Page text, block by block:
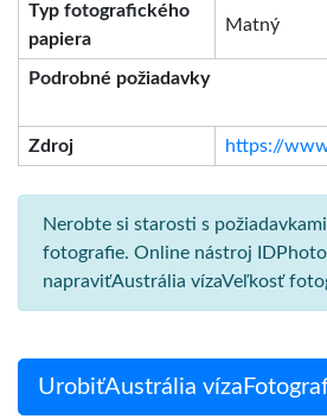
Typ fotografického
papiera
Matný
Podrobné požiadavky
Zdroj https://
Nerobte si starosti s
fotografie. Online nástroj
napraviťAustrália vízaVeľkosť
UrobiťAustrália